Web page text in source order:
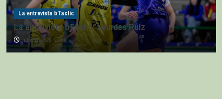
La entrevista bTactic
La entrevista bTactic: Lourdes Ruiz
julio 11, 2026 0